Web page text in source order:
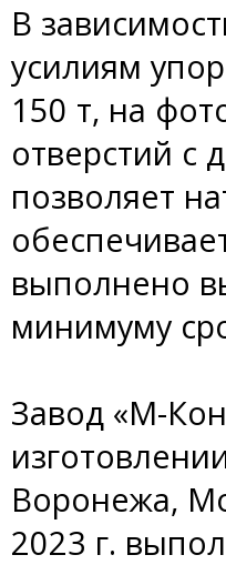
В
усилиям
150 т, на
отверстий с
позволяет
выполнено
минимуму
Завод «М-
Воронежа,
2023 г.